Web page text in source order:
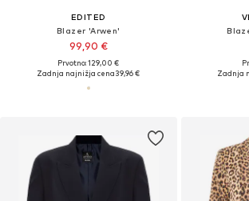
EDITED
Blazer 'Arwen'
99,90 €
Prvotno: 129,00 €
Zadnja najnižja cena39,96 €
Zadnja